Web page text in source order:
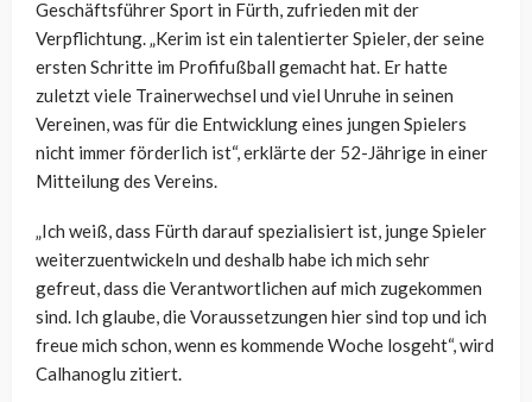
Geschäftsführer Sport in Fürth, zufrieden mit der
Verpflichtung. „Kerim ist ein talentierter Spieler, der seine
ersten Schritte im Profifußball gemacht hat. Er hatte
zuletzt viele Trainerwechsel und viel Unruhe in seinen
Vereinen, was für die Entwicklung eines jungen Spielers
nicht immer förderlich ist“, erklärte der 52-Jährige in einer
Mitteilung des Vereins.
„Ich weiß, dass Fürth darauf spezialisiert ist, junge Spieler
weiterzuentwickeln und deshalb habe ich mich sehr
gefreut, dass die Verantwortlichen auf mich zugekommen
sind. Ich glaube, die Voraussetzungen hier sind top und ich
freue mich schon, wenn es kommende Woche losgeht“, wird
Calhanoglu zitiert.